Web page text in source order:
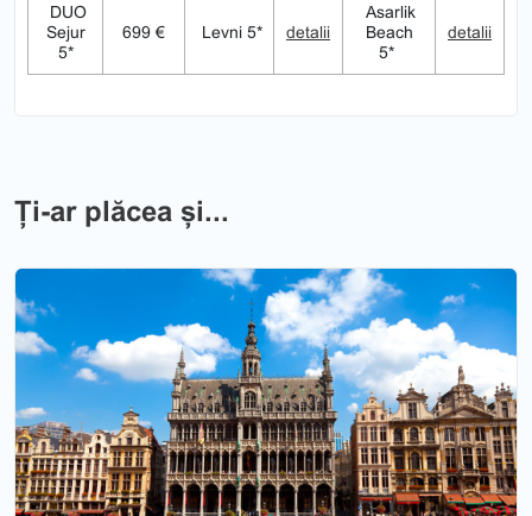
DUO
Sejur
5*
699 € Levni 5* detalii
Asarlik
Beach
5*
detalii
Ți-ar plăcea și...
Previous